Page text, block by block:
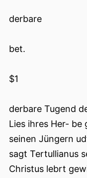
derbare
bet.
$1
derbare Tugend
Lies ihres Her-
seinen Jüngern
sagt Tertullianus
Christus lebrt